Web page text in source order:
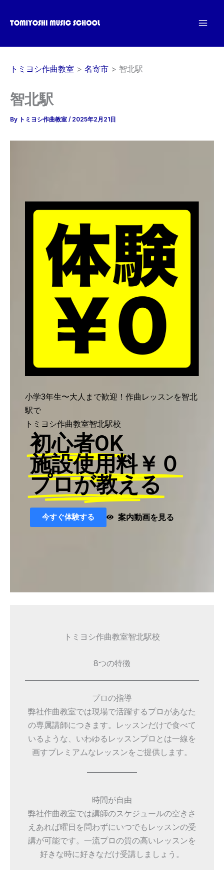
ス
トミヨシ作曲教室 名寄市 智北駅
智北駅
By トミヨシ作曲教室 / 2025年2月21日
小学3年生〜大人まで歓迎！作曲レッスンを智北
駅で
トミヨシ作曲教室智北駅校
初心者OK
施設使用料￥０
プロが教える
今すぐ体験する 案内動画を見る
トミヨシ作曲教室智北駅校
8つの特徴
プロの指導
弊社作曲教室では現場で活躍するプロがあなた
の専属講師につきます。レッスンだけで食べて
いるような、いわゆるレッスンプロとは一線を
画すプレミアムなレッスンをご提供します。
時間が自由
弊社作曲教室では講師のスケジュールの空きさ
えあれば曜日を問わずにいつでもレッスンの受
講が可能です。一流プロの質の高いレッスンを
好きな時に好きなだけ受講しましょう。